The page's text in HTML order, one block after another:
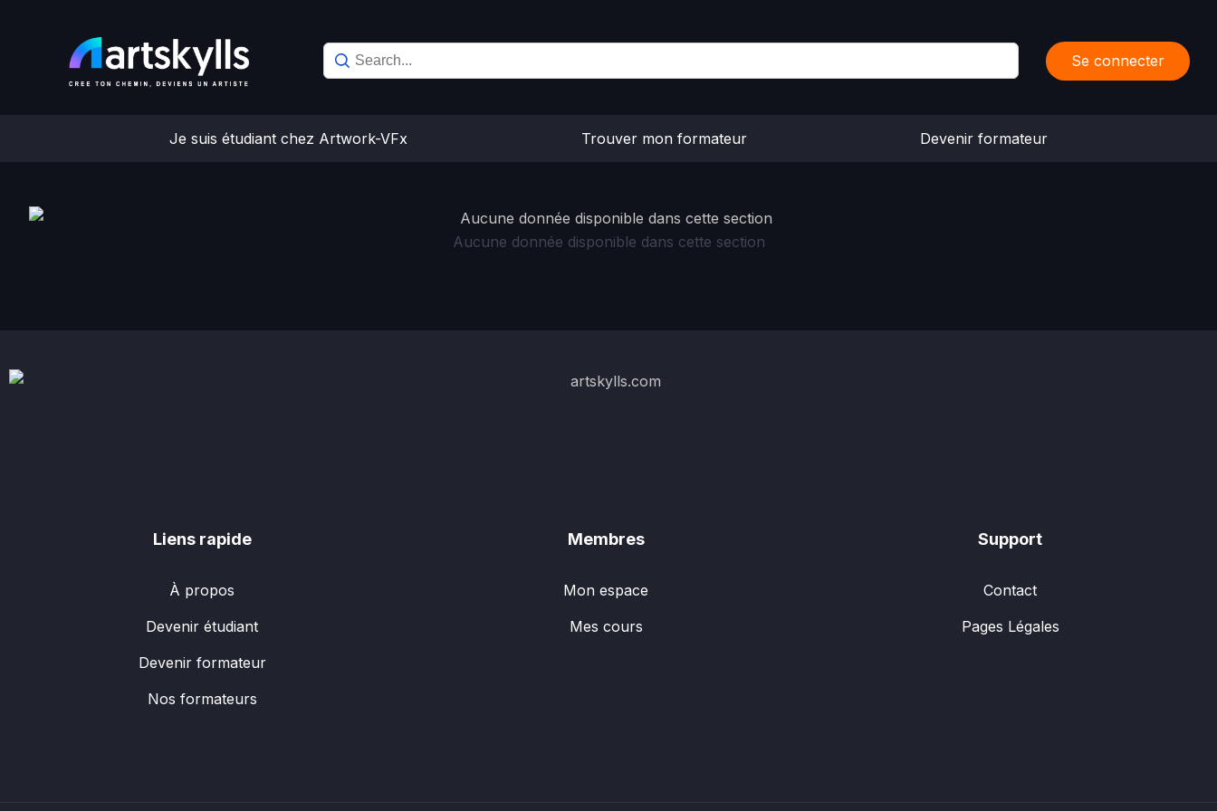
Je suis étudiant chez Artwork-VFx Trouver mon formateur Devenir formateur
Se connecter
Aucune donnée disponible dans cette section
Liens rapide
À propos
Devenir étudiant
Devenir formateur
Nos formateurs
Membres
Mon espace
Mes cours
Support
Contact
Pages Légales